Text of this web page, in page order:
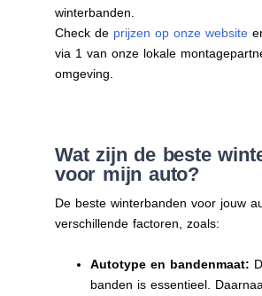
winterbanden.
Check de prijzen op onze website
via 1 van onze lokale
omgeving.
Wat zijn de beste
voor mijn auto?
De beste winterbanden voor jouw
verschillende factoren, zoals:
Autotype en bandenmaat:
banden is essentieel.